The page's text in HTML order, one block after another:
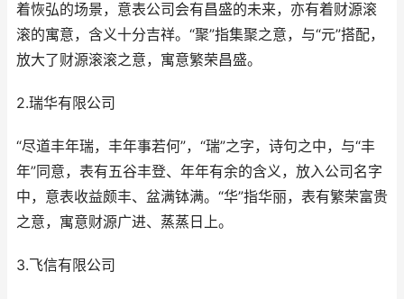
着恢弘的场景，意表公司会有昌盛的未来，亦有着财源滚
滚的寓意，含义十分吉祥。“聚”指集聚之意，与“元”搭配，
放大了财源滚滚之意，寓意繁荣昌盛。
2.瑞华有限公司
“尽道丰年瑞，丰年事若何”，“瑞”之字，诗句之中，与“丰
年”同意，表有五谷丰登、年年有余的含义，放入公司名字
中，意表收益颇丰、盆满钵满。“华”指华丽，表有繁荣富贵
之意，寓意财源广进、蒸蒸日上。
3.飞信有限公司